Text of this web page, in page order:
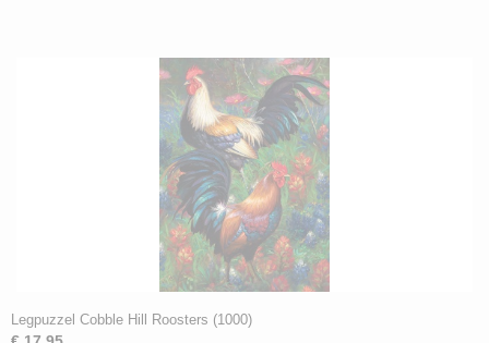
Legpuzzel Cobble Hill Roosters (1000)